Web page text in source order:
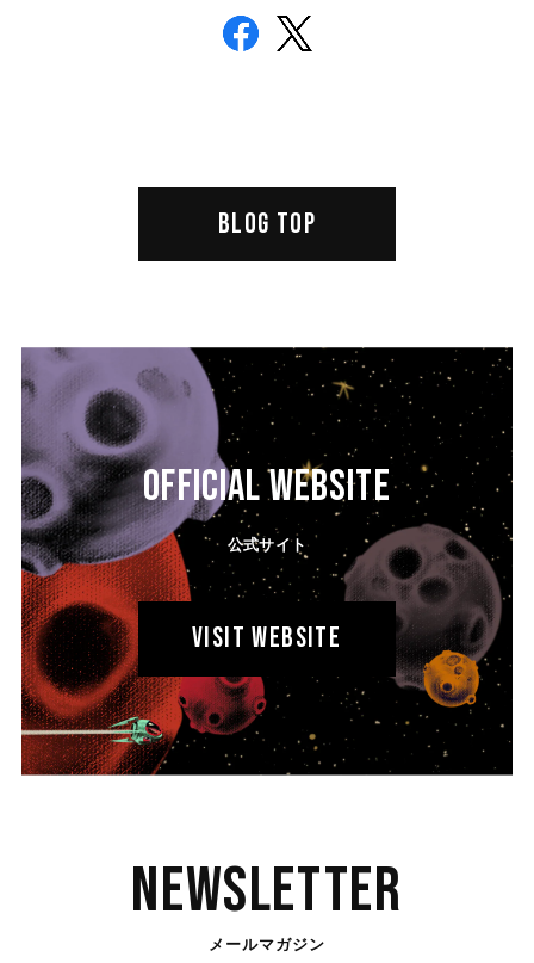
BLOG TOP
OFFICIAL WEBSITE
公式サイト
VISIT WEBSITE
Newsletter
メールマガジン